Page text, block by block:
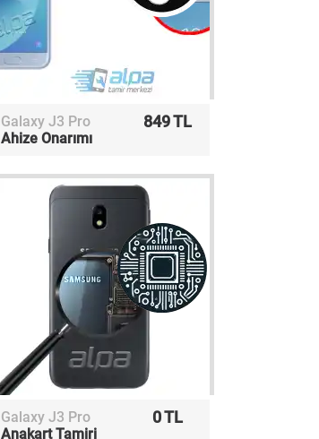
Galaxy J3 Pro 849 TL
Ahize Onarımı
Galaxy J3 Pro 0 TL
Anakart Tamiri